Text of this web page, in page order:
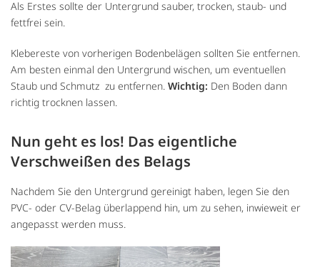
Als Erstes sollte der Untergrund sauber, trocken, staub- und
fettfrei sein.
Klebereste von vorherigen Bodenbelägen sollten Sie entfernen.
Am besten einmal den Untergrund wischen, um eventuellen
Staub und Schmutz zu entfernen. Wichtig: Den Boden dann
richtig trocknen lassen.
Nun geht es los! Das eigentliche
Verschweißen des Belags
Nachdem Sie den Untergrund gereinigt haben, legen Sie den
PVC- oder CV-Belag überlappend hin, um zu sehen, inwieweit er
angepasst werden muss.